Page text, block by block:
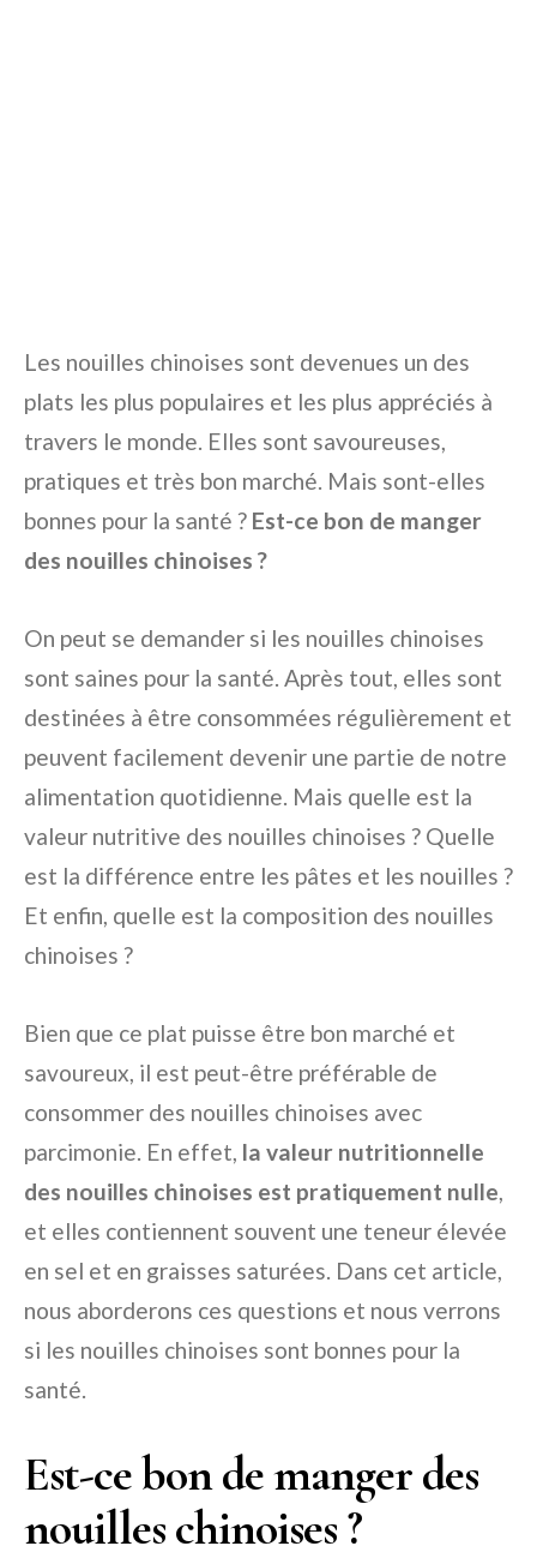
Les nouilles chinoises sont devenues un des
plats les plus populaires et les plus appréciés à
travers le monde. Elles sont savoureuses,
pratiques et très bon marché. Mais sont-elles
bonnes pour la santé ? Est-ce bon de manger
des nouilles chinoises ?
On peut se demander si les nouilles chinoises
sont saines pour la santé. Après tout, elles sont
destinées à être consommées régulièrement et
peuvent facilement devenir une partie de notre
alimentation quotidienne. Mais quelle est la
valeur nutritive des nouilles chinoises ? Quelle
est la différence entre les pâtes et les nouilles ?
Et enfin, quelle est la composition des nouilles
chinoises ?
Bien que ce plat puisse être bon marché et
savoureux, il est peut-être préférable de
consommer des nouilles chinoises avec
parcimonie. En effet, la valeur nutritionnelle
des nouilles chinoises est pratiquement nulle,
et elles contiennent souvent une teneur élevée
en sel et en graisses saturées. Dans cet article,
nous aborderons ces questions et nous verrons
si les nouilles chinoises sont bonnes pour la
santé.
Est-ce bon de manger des
nouilles chinoises ?